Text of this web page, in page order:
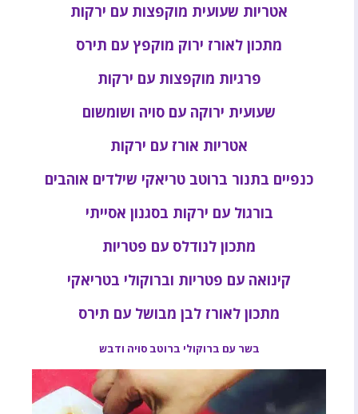
אטריות שעועית מוקפצות עם ירקות
מתכון לאורז ירוק מוקפץ עם תירס
פרגיות מוקפצות עם ירקות
שעועית ירוקה עם סויה ושומשום
אטריות אורז עם ירקות
כנפיים בתנור ברוטב טריאקי שילדים אוהבים
בורגול עם ירקות בסגנון אסייתי
מתכון לנודלס עם פטריות
קינואה עם פטריות וברוקולי בטריאקי
מתכון לאורז לבן מבושל עם תירס
בשר עם ברוקולי ברוטב סויה ודבש